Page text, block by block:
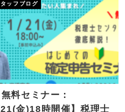
ッフブログ
無料セミナー：
金)18時開催】税理士